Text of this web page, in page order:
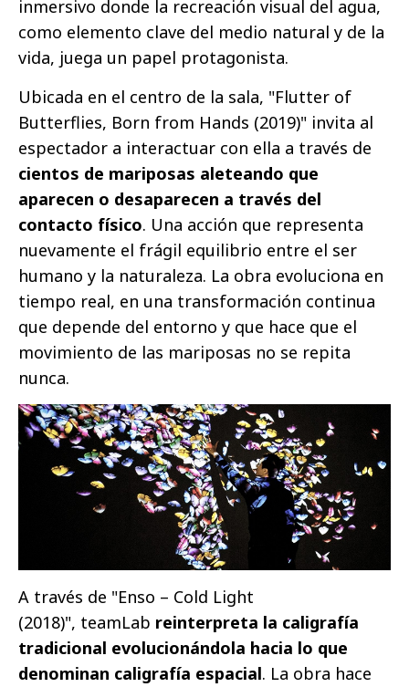
inmersivo donde la recreación visual del agua,
como elemento clave del medio natural y de la
vida, juega un papel protagonista.
Ubicada en el centro de la sala, "Flutter of
Butterflies, Born from Hands (2019)" invita al
espectador a interactuar con ella a través de
cientos de mariposas aleteando que
aparecen o desaparecen a través del
contacto físico. Una acción que representa
nuevamente el frágil equilibrio entre el ser
humano y la naturaleza. La obra evoluciona en
tiempo real, en una transformación continua
que depende del entorno y que hace que el
movimiento de las mariposas no se repita
nunca.
A través de "Enso – Cold Light
(2018)", teamLab reinterpreta la caligrafía
tradicional evolucionándola hacia lo que
denominan caligrafía espacial. La obra hace